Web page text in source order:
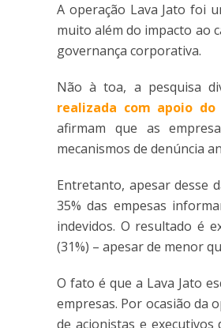
A operação Lava Jato foi
muito além do impacto ao
governança corporativa.
Não à toa, a pesquisa
realizada com apoio do
afirmam que as
mecanismos de denúncia
Entretanto, apesar desse
35% das empesas
indevidos. O resultado é
(31%) – apesar de menor
O fato é que a Lava Jato
empresas. Por ocasião da
de acionistas e